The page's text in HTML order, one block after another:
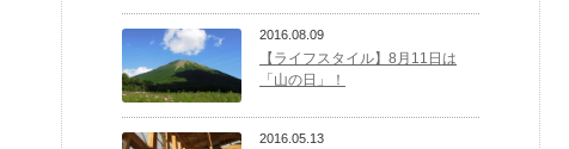
2016.08.09
【ライフスタイル】8月11日は
「山の日」！
2016.05.13